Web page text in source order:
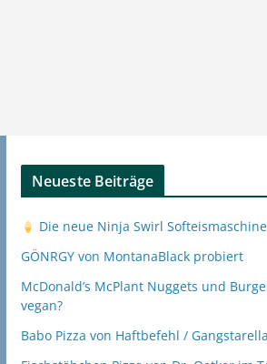
Neueste Beiträge
Die neue Ninja Swirl
GÖNRGY von MontanaBlack probiert
McDonald’s McPlant Nuggets und
vegan?
Babo Pizza von Haftbefehl / Gangstarella